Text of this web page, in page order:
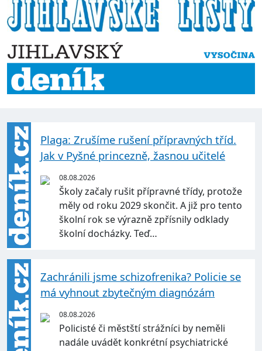
Plaga: Zrušíme rušení přípravných tříd.
Jak v Pyšné princezně, žasnou učitelé
08.08.2026
Školy začaly rušit přípravné třídy, protože
měly od roku 2029 skončit. A již pro tento
školní rok se výrazně zpřísnily odklady
školní docházky. Teď…
Zachránili jsme schizofrenika? Policie se
má vyhnout zbytečným diagnózám
08.08.2026
Policisté či městští strážníci by neměli
nadále uvádět konkrétní psychiatrické